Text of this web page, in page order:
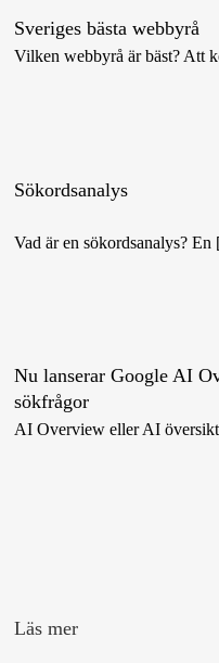
Sveriges bästa webbyrå
Vilken webbyrå är bäst? Att
Sökordsanalys
Vad är en sökordsanalys? En
Nu lanserar Google AI
sökfrågor
AI Overview eller AI
Läs mer